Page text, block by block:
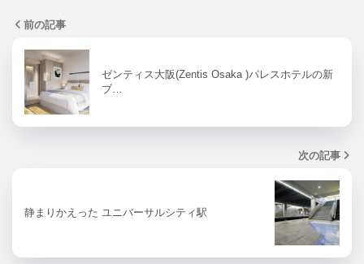
前の記事
ゼンティス大阪(Zentis Osaka )パレスホテルの新
ブ…
次の記事
静まりかえった ユニバーサルシティ駅